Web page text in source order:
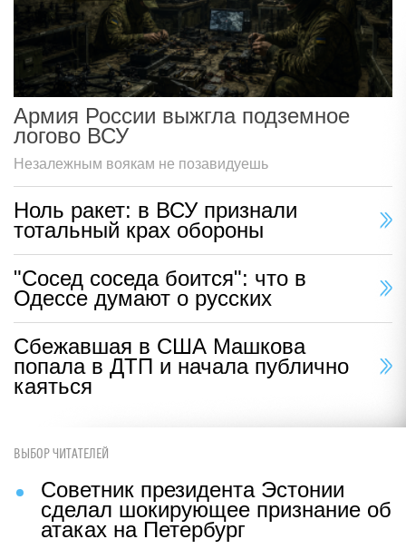
Армия России выжгла подземное
логово ВСУ
Незалежным воякам не позавидуешь
Ноль ракет: в ВСУ признали
тотальный крах обороны
"Сосед соседа боится": что в
Одессе думают о русских
Сбежавшая в США Машкова
попала в ДТП и начала публично
каяться
ВЫБОР ЧИТАТЕЛЕЙ
Советник президента Эстонии
сделал шокирующее признание об
атаках на Петербург